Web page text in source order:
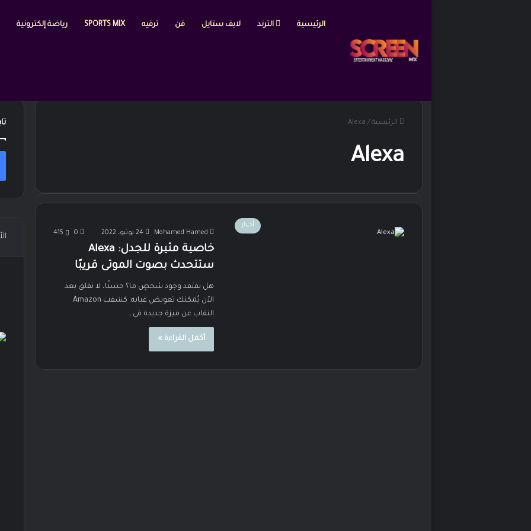
الرئيسية الترند لابف ستايل فن ترفيه SPORTS MIX رياضة إلكترونية
الرئيسية /
Alexa
Alexa
أخبار
Mohamed Hamed 24 يونيو، 2022 0
415
خاصية مثيرة للجدل: Alexa
ستتحدث بصوت الموتى قريبًا
هل تفتقد وجود شخصٍ ما؟ حسنًا، لا تقلق بعد
الآن يُمكنك تعويض غيابه. كشفت Amazon
النقاب عن ميزة جديدة في…
أكمل القراءة »